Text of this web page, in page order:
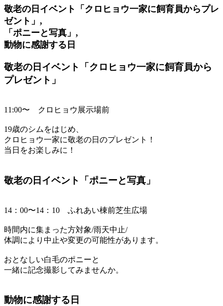
敬老の日イベント「クロヒョウ一家に飼育員からプレ
ゼント」,
「ポニーと写真」,
動物に感謝する日
敬老の日イベント「クロヒョウ一家に飼育員から
プレゼント」
11:00〜 クロヒョウ展示場前
19歳のシムをはじめ、
クロヒョウ一家に敬老の日のプレゼント！
当日をお楽しみに！
敬老の日イベント「ポニーと写真」
14：00〜14：10 ふれあい棟前芝生広場
時間内に集まった方対象/雨天中止/
体調により中止や変更の可能性があります。
おとなしい白毛のポニーと
一緒に記念撮影してみませんか。
動物に感謝する日